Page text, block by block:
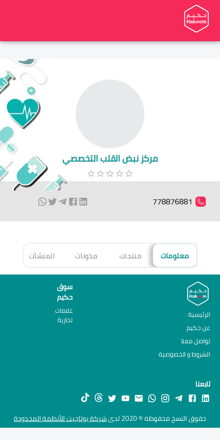
مركز نبض القلب التخصصي
778876881
معلومات منتجات مدونات المنشآت
الرئيسية
عن حكيم
تواصل معنا
الشروط و الخصوصية
سوق
حكيم
علامات
تجارية
تابعنا
حقوق النسخ محفوظة © 2020 لدى شركة يوتاجيت للأنظمة المحدودة